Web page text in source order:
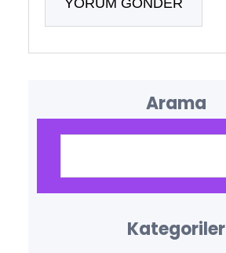
Arama
Ara
Kategoriler